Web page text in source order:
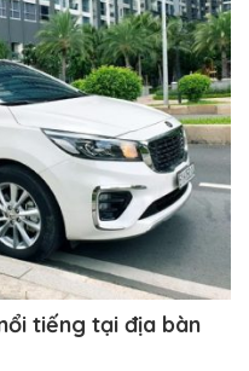
tiếng tại địa bàn